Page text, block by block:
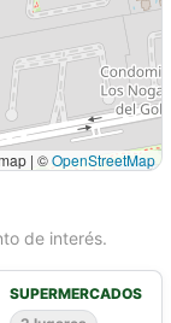
| ©OpenStreetMap
de interés.
SUPERMERCADOS